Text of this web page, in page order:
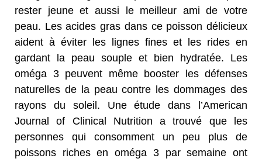
rester jeune et aussi le meilleur ami de votre
peau. Les acides gras dans ce poisson délicieux
aident à éviter les lignes fines et les rides en
gardant la peau souple et bien hydratée. Les
oméga 3 peuvent même booster les défenses
naturelles de la peau contre les dommages des
rayons du soleil. Une étude dans l’American
Journal of Clinical Nutrition a trouvé que les
personnes qui consomment un peu plus de
poissons riches en oméga 3 par semaine ont